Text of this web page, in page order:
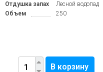
Отдушка запах
Лесной водопад
Объем
250
В корзину